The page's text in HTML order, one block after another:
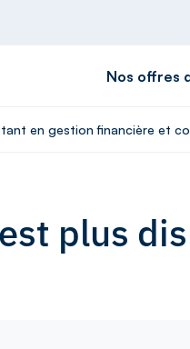
Nos offres
en gestion financière et
plus